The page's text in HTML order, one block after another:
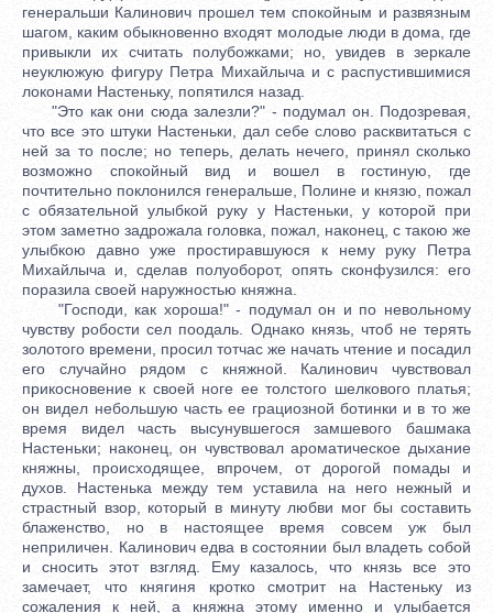
генеральши Калинович прошел тем спокойным и развязным
шагом, каким обыкновенно входят молодые люди в дома, где
привыкли их считать полубожками; но, увидев в зеркале
неуклюжую фигуру Петра Михайлыча и с распустившимися
локонами Настеньку, попятился назад.
"Это как они сюда залезли?" - подумал он. Подозревая,
что все это штуки Настеньки, дал себе слово расквитаться с
ней за то после; но теперь, делать нечего, принял сколько
возможно спокойный вид и вошел в гостиную, где
почтительно поклонился генеральше, Полине и князю, пожал
с обязательной улыбкой руку у Настеньки, у которой при
этом заметно задрожала головка, пожал, наконец, с такою же
улыбкою давно уже простиравшуюся к нему руку Петра
Михайлыча и, сделав полуоборот, опять сконфузился: его
поразила своей наружностью княжна.
"Господи, как хороша!" - подумал он и по невольному
чувству робости сел поодаль. Однако князь, чтоб не терять
золотого времени, просил тотчас же начать чтение и посадил
его случайно рядом с княжной. Калинович чувствовал
прикосновение к своей ноге ее толстого шелкового платья;
он видел небольшую часть ее грациозной ботинки и в то же
время видел часть высунувшегося замшевого башмака
Настеньки; наконец, он чувствовал ароматическое дыхание
княжны, происходящее, впрочем, от дорогой помады и
духов. Настенька между тем уставила на него нежный и
страстный взор, который в минуту любви мог бы составить
блаженство, но в настоящее время совсем уж был
неприличен. Калинович едва в состоянии был владеть собой
и сносить этот взгляд. Ему казалось, что князь все это
замечает, что княгиня кротко смотрит на Настеньку из
сожаления к ней, а княжна этому именно и улыбается